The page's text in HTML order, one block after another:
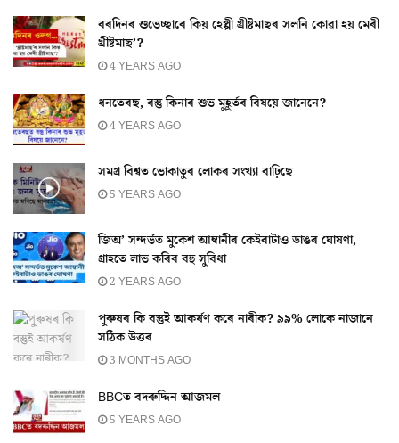
বৰদিনৰ শুভেচ্ছাৰে কিয় হেপ্পী খ্ৰীষ্টমাছৰ সলনি কোৱা হয় মেৰী
খ্ৰীষ্টমাছ’?
4 YEARS AGO
ধনতেৰছ, বস্তু কিনাৰ শুভ মুহূৰ্তৰ বিষয়ে জানেনে?
4 YEARS AGO
সমগ্ৰ বিশ্বত ভোকাতুৰ লোকৰ সংখ্যা বাঢ়িছে
5 YEARS AGO
জিঅ’ সন্দৰ্ভত মুকেশ আম্বানীৰ কেইবাটাও ডাঙৰ ঘোষণা,
গ্ৰাহতে লাভ কৰিব বহু সুবিধা
2 YEARS AGO
পুৰুষৰ কি বস্তুই আকৰ্ষণ কৰে নাৰীক? ৯৯% লোকে নাজানে
সঠিক উত্তৰ
3 MONTHS AGO
BBCত বদৰুদ্দিন আজমল
5 YEARS AGO